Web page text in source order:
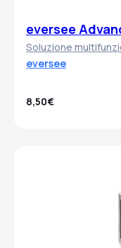
eversee
Soluzione
eversee
8,50€